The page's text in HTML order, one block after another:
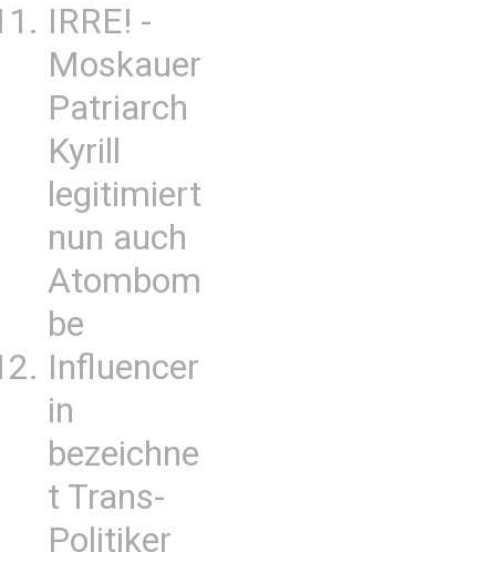
IRRE! -
Moskauer
Patriarch
Kyrill
legitimiert
nun auch
Atombom
be
Influencer
in
bezeichne
t Trans-
Politiker